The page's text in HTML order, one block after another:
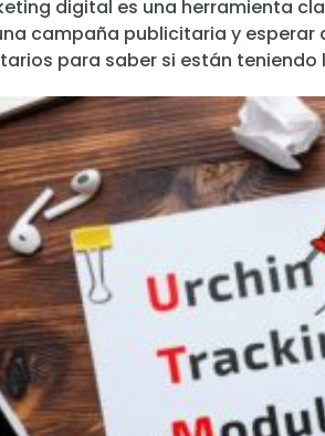
digital es una herramienta
campaña publicitaria y esperar
para saber si están